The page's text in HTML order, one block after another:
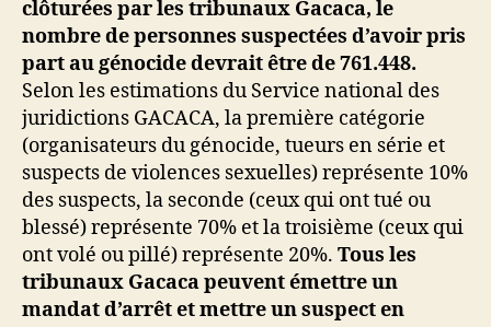
clôturées par les tribunaux Gacaca, le
nombre de personnes suspectées d’avoir pris
part au génocide devrait être de 761.448.
Selon les estimations du Service national des
juridictions GACACA, la première catégorie
(organisateurs du génocide, tueurs en série et
suspects de violences sexuelles) représente 10%
des suspects, la seconde (ceux qui ont tué ou
blessé) représente 70% et la troisième (ceux qui
ont volé ou pillé) représente 20%. Tous les
tribunaux Gacaca peuvent émettre un
mandat d’arrêt et mettre un suspect en